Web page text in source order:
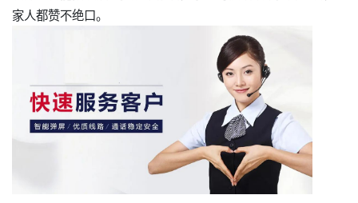
家人都赞不绝口。